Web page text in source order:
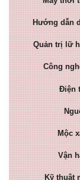
Hướng dẫn
Quản trị lữ
Công
Điện
Mộc
Vận
Kỹ thuật